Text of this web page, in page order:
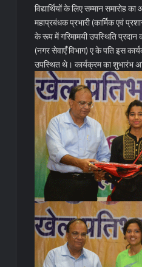
विद्यार्थियों के लिए सम्मान समारोह
महाप्रबंधक प्रभारी (कार्मिक एवं
के रूप में गरिमामयी उपस्थिति प्रदान
(नगर सेवाएंँ विभाग) ए के पति इस
उपस्थित थे। कार्यक्रम का शुभारंभ